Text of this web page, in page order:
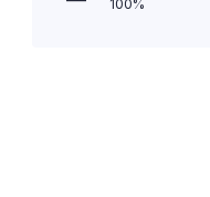
100%